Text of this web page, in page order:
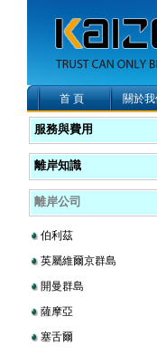
首 頁 關於
服務與費用
離岸知識
離岸公司
伯利茲
英屬維爾京群島
開曼群島
薩摩亞
塞舌爾